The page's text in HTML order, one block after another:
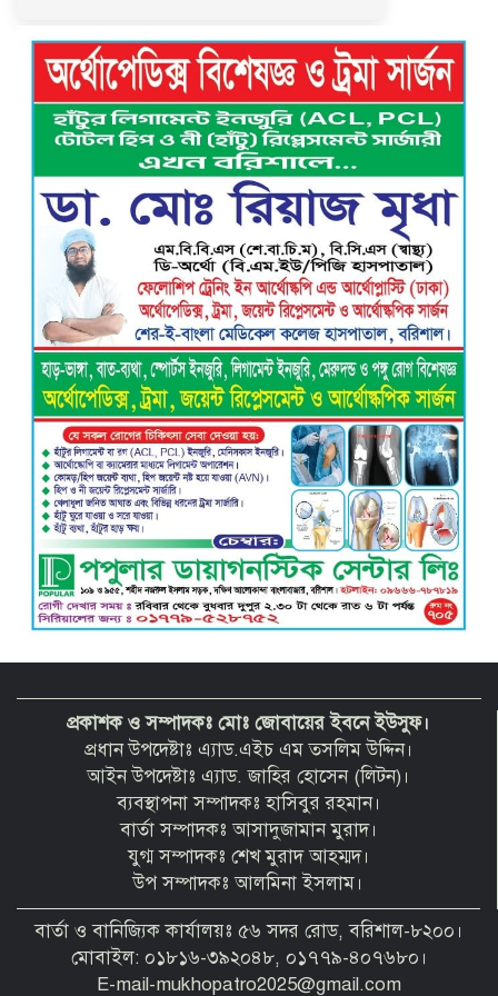
গৌরনদী প্রেসক্লাবের সাধারণ সম্পাদকের
ওপর হামলা, জেলা সাংবাদিক ইউনিয়নের
নিন্দা
বরিশাল ক্লাবের সভাপতি নির্বাচিত হওয়ায়
এ্যাডঃ মুজিবুর রহমান সরোয়ার কে ফুলেল
শুভেচ্ছা”
গৌরনদী প্রেসক্লাবের সাধারণ সম্পাদক এস.
এম. জুলফিকারের ওপর অতর্কিত হামলা:
তীব্র নিন্দা ও শাস্তির দাবি
বাবুগঞ্জে শিশু শিক্ষার্থীকে ধর্ষণের অভিযোগে
পলাতক মাদ্রাসা শিক্ষক চার মাস পর গ্রেপ্তার
প্রকাশক ও সম্পাদকঃ মোঃ জোবায়ের ইবনে ইউসুফ।
প্রধান উপদেষ্টাঃ এ্যাড.এইচ এম তসলিম উদ্দিন।
আইন উপদেষ্টাঃ এ্যাড. জাহির হোসেন (লিটন)।
ব্যবস্থাপনা সম্পাদকঃ হাসিবুর রহমান।
বার্তা সম্পাদকঃ আসাদুজামান মুরাদ।
যুগ্ম সম্পাদকঃ শেখ মুরাদ আহম্মদ।
উপ সম্পাদকঃ আলমিনা ইসলাম।
বার্তা ও বানিজ্যিক কার্যালয়ঃ ৫৬ সদর রোড, বরিশাল-৮২০০।
মোবাইল: ০১৮১৬-৩৯২০৪৮, ০১৭৭৯-৪০৭৬৮০।
E-mail-mukhopatro2025@gmail.com